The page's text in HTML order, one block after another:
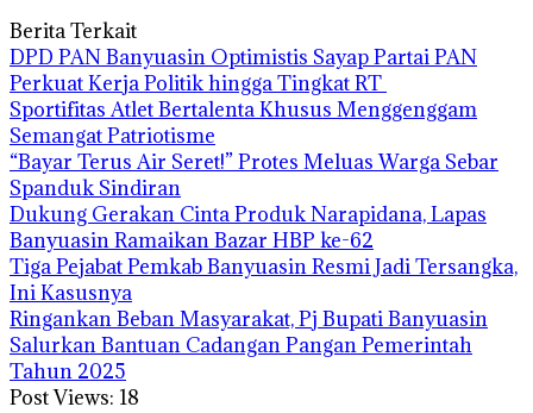
Berita Terkait
DPD PAN Banyuasin Optimistis Sayap Partai PAN
Perkuat Kerja Politik hingga Tingkat RT
Sportifitas Atlet Bertalenta Khusus Menggenggam
Semangat Patriotisme
“Bayar Terus Air Seret!” Protes Meluas Warga Sebar
Spanduk Sindiran
Dukung Gerakan Cinta Produk Narapidana, Lapas
Banyuasin Ramaikan Bazar HBP ke-62
Tiga Pejabat Pemkab Banyuasin Resmi Jadi Tersangka,
Ini Kasusnya
Ringankan Beban Masyarakat, Pj Bupati Banyuasin
Salurkan Bantuan Cadangan Pangan Pemerintah
Tahun 2025
Post Views: 18